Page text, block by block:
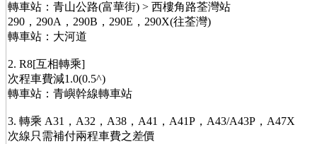
轉車站：青山公路(富華街) > 西樓角路荃灣站
290，290A，290B，290E，290X(往荃灣)
轉車站：大河道
2. R8[互相轉乘]
次程車費減1.0(0.5^)
轉車站：青嶼幹線轉車站
3. 轉乘 A31，A32，A38，A41，A41P，A43/A43P，A47X
次線只需補付兩程車費之差價